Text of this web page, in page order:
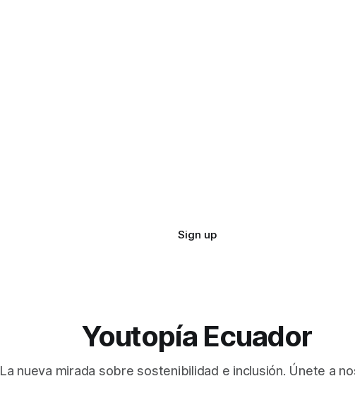
Sign up
Youtopía Ecuador
La nueva mirada sobre sostenibilidad e inclusión. Únete a